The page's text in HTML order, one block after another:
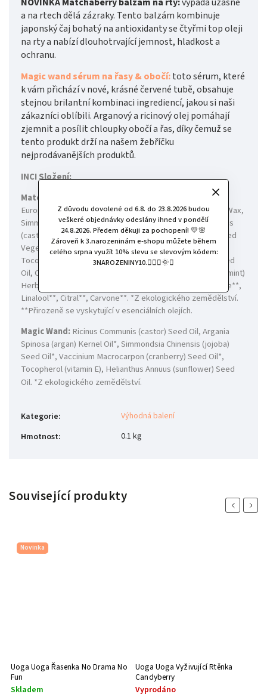
Z důvodu dovolené od 6.8. do 23.8.2026 budou
veškeré objednávky odeslány ihned v pondělí
24.8.2026. Předem děkuji za pochopení! 💛🌸
Zároveň k 3.narozeninám e-shopu můžete během
celého srpna využít 10% slevu se slevovým kódem:
3NAROZENINY10.🧚🏻‍♀️🌞✨
NOVINKA Matchaberry balzám na rty:vypadá úžasně
a na rtech dělá zázraky. Tento balzám kombinuje
japonský čaj bohatý na antioxidanty se čtyřmi top oleji
na rty a nabízí dlouhotrvající jemnost, hladkost a
ochranu.
Magic wand sérum na řasy & obočí:toto sérum, které
k vám přichází v nové, krásné červené tubě, obsahuje
stejnou brilantní kombinaci ingrediencí, jakou si naši
zákazníci oblíbili. Arganový a ricinový olej pomáhají
zjemnit a posílit chloupky obočí a řas, díky čemuž se
tento produkt drží na našem žebříčku
nejprodávanějších produktů.
INCI Složení:
Matchaberry:
Persea Gratissima (avocado) Oil*, Olea
Europaea (olive) Fruit Oil*, Euphorbia Cerifera (candelilla) Wax,
Simmondsia Chinensis (jojoba) Seed Oil*, Ricinus Communis
(castor) Seed Oil*, Squalane (olive squalane), Hydrogenated
Vegetable Oil, Camelia Sinensis (matcha) Powder*,
Tocopherol (vitamin E), Helianthus Annuus (sunflower) Seed
Oil, Citrus Limon (lemon) Peel Oil*, Mentha Arvensis (corn mint)
Herb Oil*, Mentha Spicata (spearmint) Herb Oil*, Limonene**,
Linalool**, Citral**, Carvone**. *Z ekologického zemědělství.
**Přirozeně se vyskytující v esenciálních olejích.
Magic Wand: Ricinus Communis (castor) Seed Oil, Argania
Spinosa (argan) Kernel Oil*, Simmondsia Chinensis (jojoba)
Seed Oil*, Vaccinium Macrocarpon (cranberry) Seed Oil*,
Tocopherol (vitamin E), Helianthus Annuus (sunflower) Seed
Oil. *Z ekologického zemědělství.
Kategorie:
Výhodná balení
Hmotnost: 0.1 kg
Související produkty
Previous
Novinka
Uoga Uoga Řasenka No Drama No
Fun
Skladem
Uoga Uoga Vyživující Rtěnka
Candyberry
Vyprodáno
Next